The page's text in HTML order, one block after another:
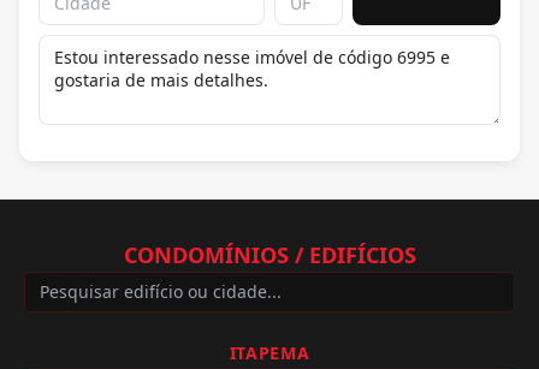
CONDOMÍNIOS / EDIFÍCIOS
ITAPEMA